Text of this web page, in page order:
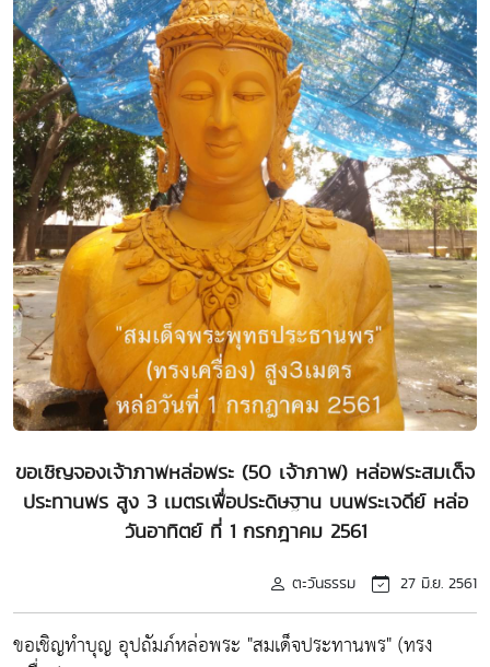
ขอเชิญจองเจ้าภาพหล่อพระ (50 เจ้าภาพ) หล่อพระสมเด็จ
ประทานพร สูง 3 เมตรเพื่อประดิษฐาน บนพระเจดีย์ หล่อ
วันอาทิตย์ ที่ 1 กรกฎาคม 2561
ตะวันธรรม 27 มิ.ย. 2561
ขอเชิญทำบุญ อุปถัมภ์หล่อพระ "สมเด็จประทานพร" (ทรง